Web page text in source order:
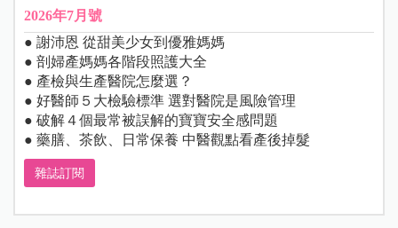
2026年7月號
● 謝沛恩 從甜美少女到優雅媽媽
● 剖婦產媽媽各階段照護大全
● 產檢與生產醫院怎麼選？
● 好醫師５大檢驗標準 選對醫院是風險管理
● 破解４個最常被誤解的寶寶安全感問題
● 藥膳、茶飲、日常保養 中醫觀點看產後掉髮
雜誌訂閱